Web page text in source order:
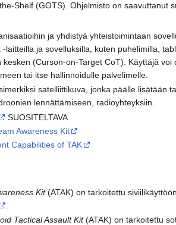
Shelf (GOTS). Ohjelmisto on saavuttanut
ja yhdistyä yhteistoimintaan
laitteilla ja sovelluksilla, kuten puhelimilla,
(Curson-on-Target CoT). Käyttäjä
tai itse hallinnoidulle palvelimelle.
satelliittikuva, jonka päälle lisätään
lennättämiseen, radioyhteyksiin.
SUOSITELTAVA
Awareness Kit
Capabilities of TAK
Kit(ATAK) on tarkoitettu
.
Tactical Assault Kit(ATAK) on tarkoitettu